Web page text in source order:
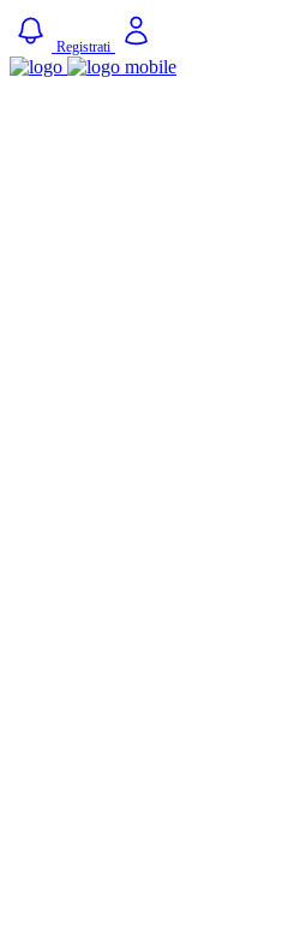
Registrati